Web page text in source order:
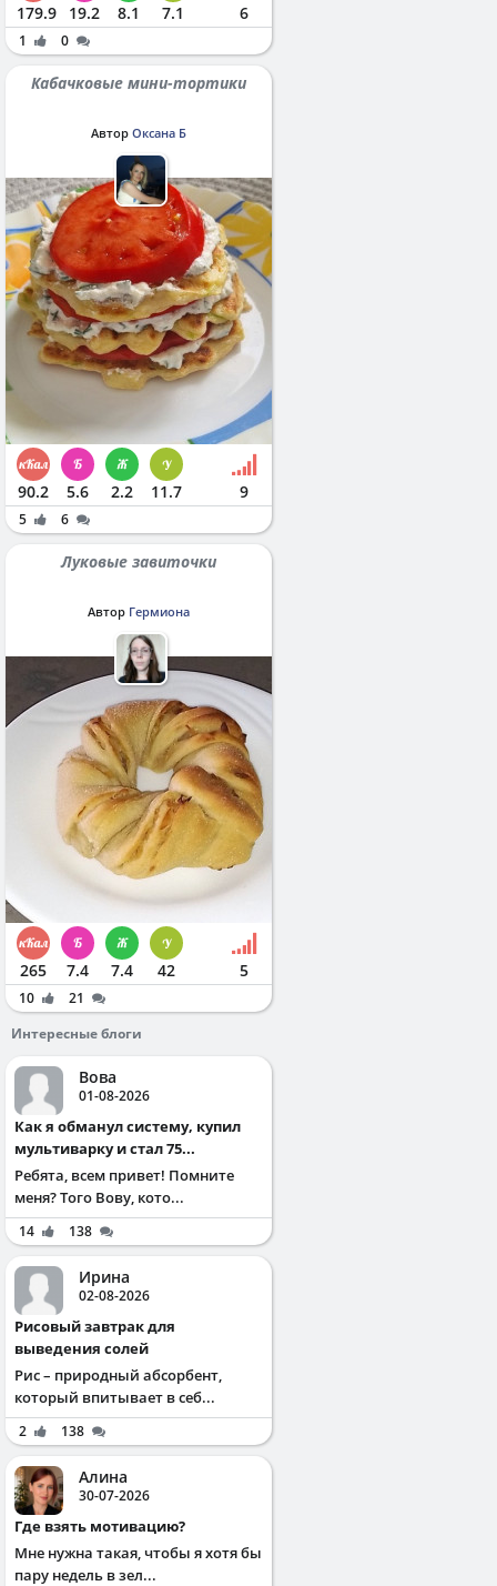
179.9 19.2 8.1 7.1 6
1 0
Кабачковые мини-тортики
Автор Оксана Б
90.2 5.6 2.2 11.7 9
5 6
Луковые завиточки
Автор Гермиона
265 7.4 7.4 42 5
10
21
Интересные блоги
Вова
01-08-2026
Как я обманул систему, купил
мультиварку и стал 75...
Ребята, всем привет! Помните
меня? Того Вову, кото...
14 138
Ирина
02-08-2026
Рисовый завтрак для
выведения солей
Рис – природный абсорбент,
который впитывает в себ...
2 138
Алина
30-07-2026
Где взять мотивацию?
Мне нужна такая, чтобы я хотя бы
пару недель в зел...